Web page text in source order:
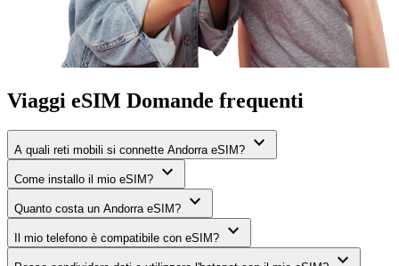
Viaggi eSIM Domande frequenti
A quali reti mobili si connette Andorra eSIM? expand_more
Come installo il mio eSIM? expand_more
Quanto costa un Andorra eSIM? expand_more
Il mio telefono è compatibile con eSIM? expand_more